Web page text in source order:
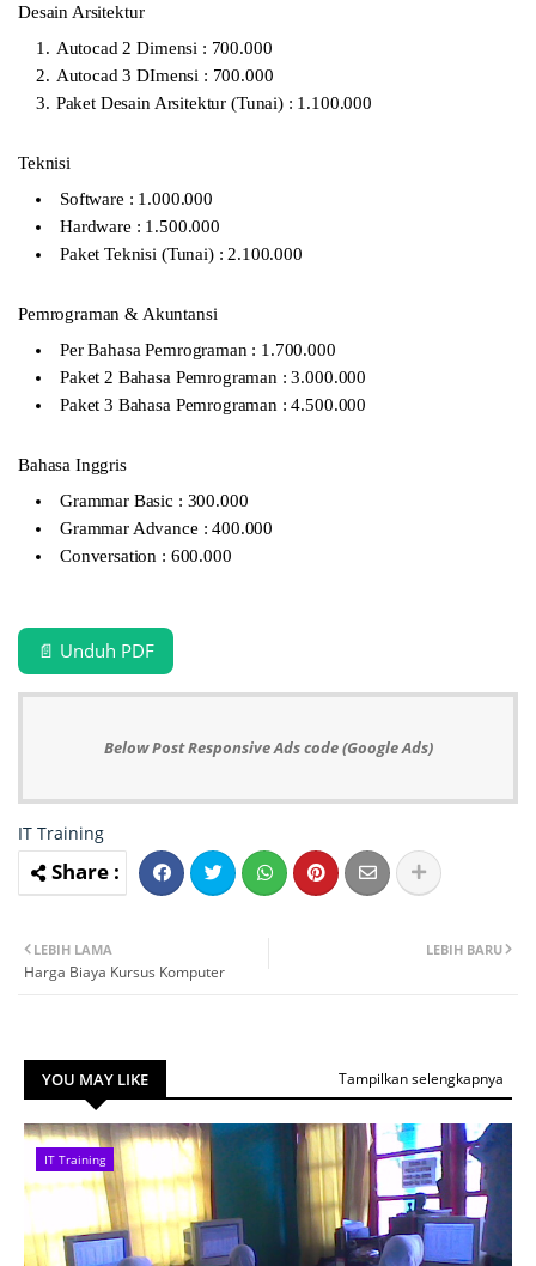
Desain Arsitektur
Autocad 2 Dimensi : 700.000
Autocad 3 DImensi : 700.000
Paket Desain Arsitektur (Tunai) : 1.100.000
Teknisi
Software : 1.000.000
Hardware : 1.500.000
Paket Teknisi (Tunai) : 2.100.000
Pemrograman & Akuntansi
Per Bahasa Pemrograman : 1.700.000
Paket 2 Bahasa Pemrograman : 3.000.000
Paket 3 Bahasa Pemrograman : 4.500.000
Bahasa Inggris
Grammar Basic : 300.000
Grammar Advance : 400.000
Conversation : 600.000
📄 Unduh PDF
Below Post Responsive Ads code (Google Ads)
IT Training
LEBIH BARU
LEBIH LAMA
Harga Biaya Kursus Komputer
YOU MAY LIKE Tampilkan selengkapnya
IT Training